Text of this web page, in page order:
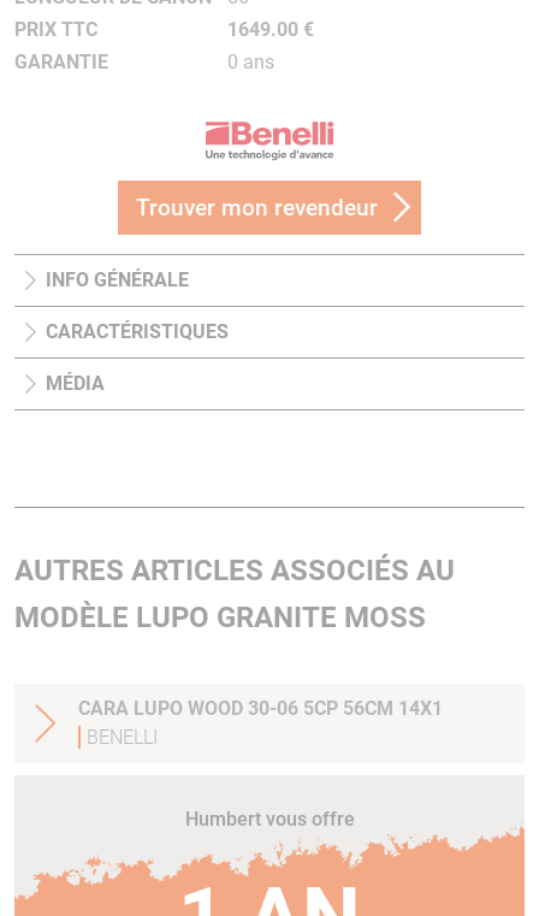
PRIX TTC
1649.00 €
GARANTIE
0 ans
Trouver mon revendeur
INFO GÉNÉRALE
CARACTÉRISTIQUES
MÉDIA
AUTRES ARTICLES ASSOCIÉS AU
MODÈLE LUPO GRANITE MOSS
CARA LUPO WOOD 30-06 5CP 56CM 14X1
BENELLI
Humbert vous offre